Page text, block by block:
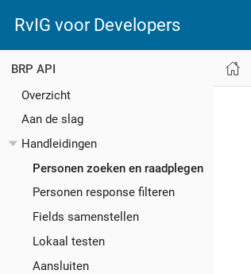
RvIG voor Developers
BRP API
Overzicht
Aan de slag
Handleidingen
Personen zoeken en raadplegen
Personen response filteren
Fields samenstellen
Lokaal testen
Aansluiten